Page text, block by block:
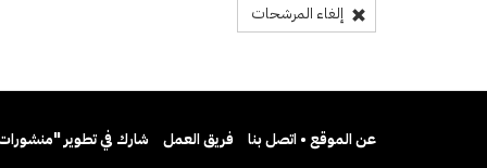
إلغاء المرشحات
عن الموقع • اتصل بنا فريق العمل شارك في تطوير